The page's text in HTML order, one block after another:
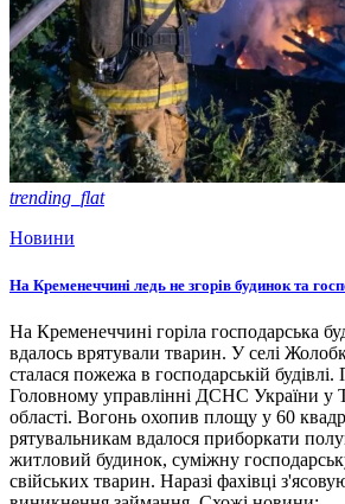
trending_flat
Новини
На Кременеччині ледь не згорів будинок та
На Кременеччині горіла господарська
вдалось врятували тварин. У селі
сталася пожежа в господарській
Головному управлінні ДСНС України у
області. Вогонь охопив площу у 60
рятувальникам вдалося приборкати
житловий будинок, суміжну
свійських тварин. Наразі фахівці